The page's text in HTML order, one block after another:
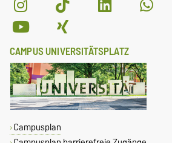
CAMPUS UNIVERSITÄTSPLATZ
Campusplan